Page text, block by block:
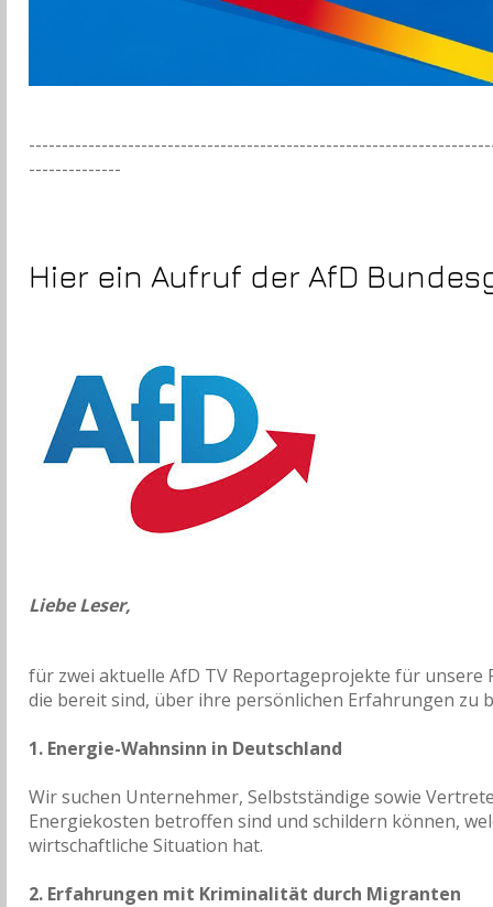
--------------
Hier ein Aufruf der AfD
Liebe Leser,
für zwei aktuelle AfD TV Reportageprojekte für
die bereit sind, über ihre persönlichen Erfahrungen zu
1. Energie-Wahnsinn in Deutschland
Wir suchen Unternehmer, Selbstständige sowie
Energiekosten betroffen sind und schildern können,
wirtschaftliche Situation hat.
2. Erfahrungen mit Kriminalität durch Migranten